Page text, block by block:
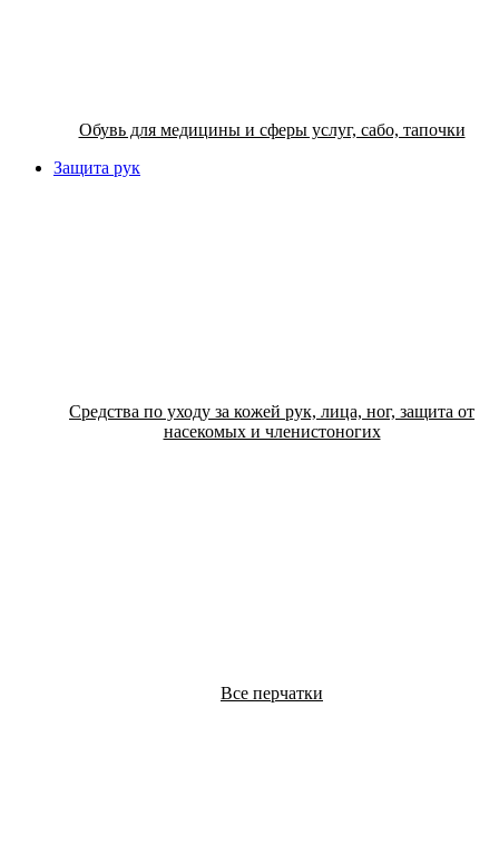
Обувь для медицины и сферы услуг, сабо, тапочки
Защита рук
Средства по уходу за кожей рук, лица, ног, защита от
насекомых и членистоногих
Все перчатки